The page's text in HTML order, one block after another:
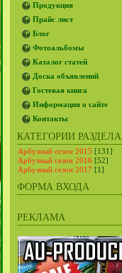
Продукция
Прайс лист
Блог
Фотоальбомы
Каталог статей
Доска объявлений
Гостевая книга
Информация о сайте
Контакты
КАТЕГОРИИ РАЗДЕЛА
Арбузный сезон 2015 [131]
Арбузный сезон 2016 [52]
Арбузный сезон 2017 [1]
ФОРМА ВХОДА
РЕКЛАМА